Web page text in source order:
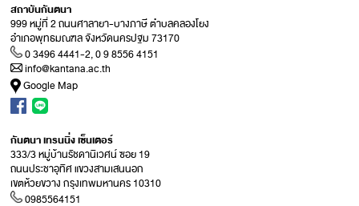
สถาบันกันตนา
999 หมู่ที่ 2 ถนนศาลายา-บางภาษี ตำบลคลองโยง
อำเภอพุทธมณฑล จังหวัดนครปฐม 73170
0 3496 4441-2, 0 9 8556 4151
info@kantana.ac.th
Google Map
กันตนา เทรนนิ่ง เซ็นเตอร์
333/3 หมู่บ้านรัชดานิเวศน์ ซอย 19
ถนนประชาอุทิศ แขวงสามเสนนอก
เขตห้วยขวาง กรุงเทพมหานคร 10310
0985564151